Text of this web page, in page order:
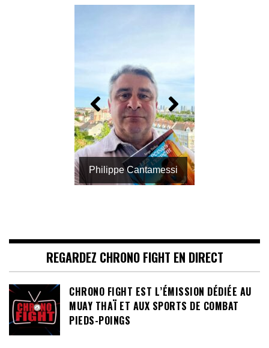
Daniel Allouche "The
Voice"
REGARDEZ CHRONO FIGHT EN DIRECT
CHRONO FIGHT EST L’ÉMISSION DÉDIÉE AU
MUAY THAÏ ET AUX SPORTS DE COMBAT
PIEDS-POINGS